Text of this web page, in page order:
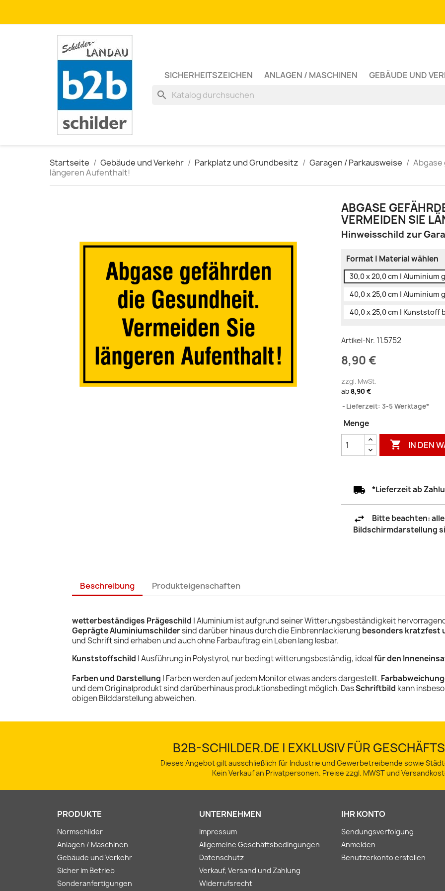
SICHERHEITSZEICHEN ANLAGEN / MASCHINEN GEBÄUDE UND
search
Startseite Gebäude und Verkehr Parkplatz und Grundbesitz Garagen / Parkausweise
Abgase
längeren Aufenthalt!
ABGASE
VERMEIDEN SIE
Hinweisschild zur
Format | Material wählen
30,0 x 20,0 cm | Aluminium
40,0 x 25,0 cm | Aluminium
40,0 x 25,0 cm | Kunststoff
Artikel-Nr. 11.5752
8,90 €
zzgl. MwSt.
ab8,90 €
Lieferzeit: 3-5 Werktage*
Menge
 IN DEN
*Lieferzeit ab
Bitte beachten:
Bildschirmdarstellung
Beschreibung Produkteigenschaften
wetterbeständiges Prägeschild | Aluminium ist aufgrund seiner Witterungsbeständigkeit
Geprägte Aluminiumschildersind darüber hinaus durch die Einbrennlackierung besonders kratzfest
und Schrift sind erhaben und auch ohne Farbauftrag ein Leben lang lesbar.
Kunststoffschild | Ausführung in Polystyrol, nur bedingt witterungsbeständig, idealfür den
Farben und Darstellung | Farben werden auf jedem Monitor etwas anders dargestellt.
und dem Originalprodukt sind darüberhinaus produktionsbedingt möglich. DasSchriftbild kann
obigen Bilddarstellung abweichen.
B2B-SCHILDER.DE | EXKLUSIV FÜR
Dieses Angebot gilt ausschließlich für Industrie und Gewerbetreibende sowie
Kein Verkauf an Privatpersonen. Preise zzgl. MWST und
PRODUKTE
Normschilder
Anlagen / Maschinen
Gebäude und Verkehr
Sicher im Betrieb
Sonderanfertigungen
UNTERNEHMEN
Impressum
Allgemeine Geschäftsbedingungen
Datenschutz
Verkauf, Versand und Zahlung
Widerrufsrecht
IHR KONTO
Sendungsverfolgung
Anmelden
Benutzerkonto erstellen